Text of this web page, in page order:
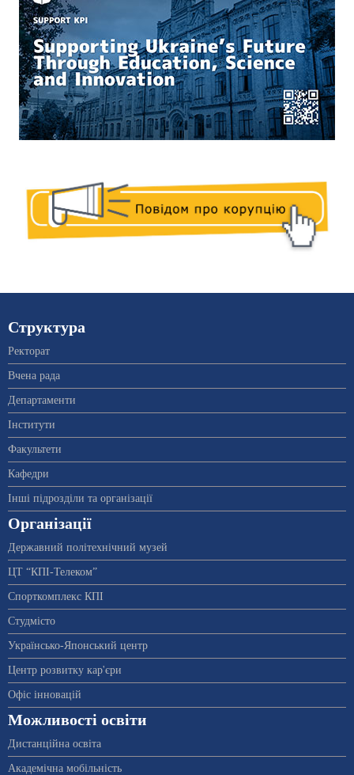
Структура
Ректорат
Вчена рада
Департаменти
Інститути
Факультети
Кафедри
Інші підрозділи та організації
Організації
Державний політехнічний музей
ЦТ “КПІ-Телеком”
Спорткомплекс КПІ
Студмісто
Українсько-Японський центр
Центр розвитку кар'єри
Офіс інновацій
Можливості освіти
Дистанційна освіта
Академічна мобільність